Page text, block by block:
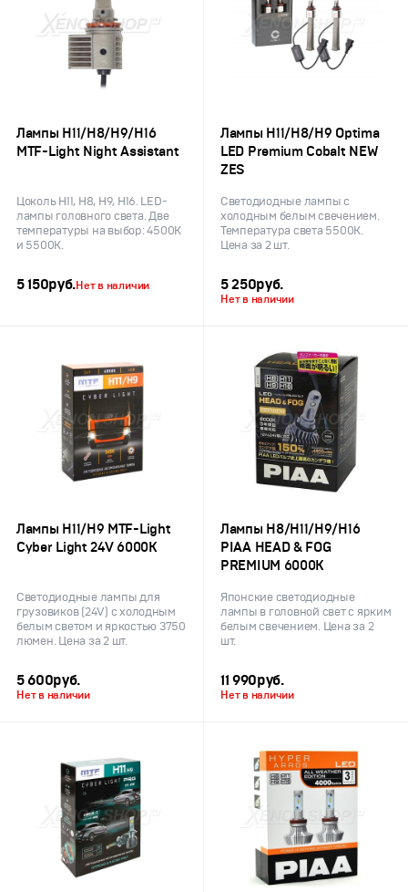
Лампы H11/H8/H9/H16
MTF-Light Night Assistant
Цоколь Н11, Н8, Н9, Н16. LED-
лампы головного света. Две
температуры на выбор: 4500K
и 5500K.
5 150руб.Нет в наличии
Лампы H11/H8/H9 Optima
LED Premium Cobalt NEW
ZES
Светодиодные лампы с
холодным белым свечением.
Температура света 5500K.
Цена за 2 шт.
5 250руб.
Нет в наличии
Лампы H11/H9 MTF-Light
Cyber Light 24V 6000К
Светодиодные лампы для
грузовиков (24V) с холодным
белым светом и яркостью 3750
люмен. Цена за 2 шт.
5 600руб.
Нет в наличии
Лампы H8/H11/H9/H16
PIAA HEAD & FOG
PREMIUM 6000K
Японские светодиодные
лампы в головной свет с ярким
белым свечением. Цена за 2
шт.
11 990руб.
Нет в наличии